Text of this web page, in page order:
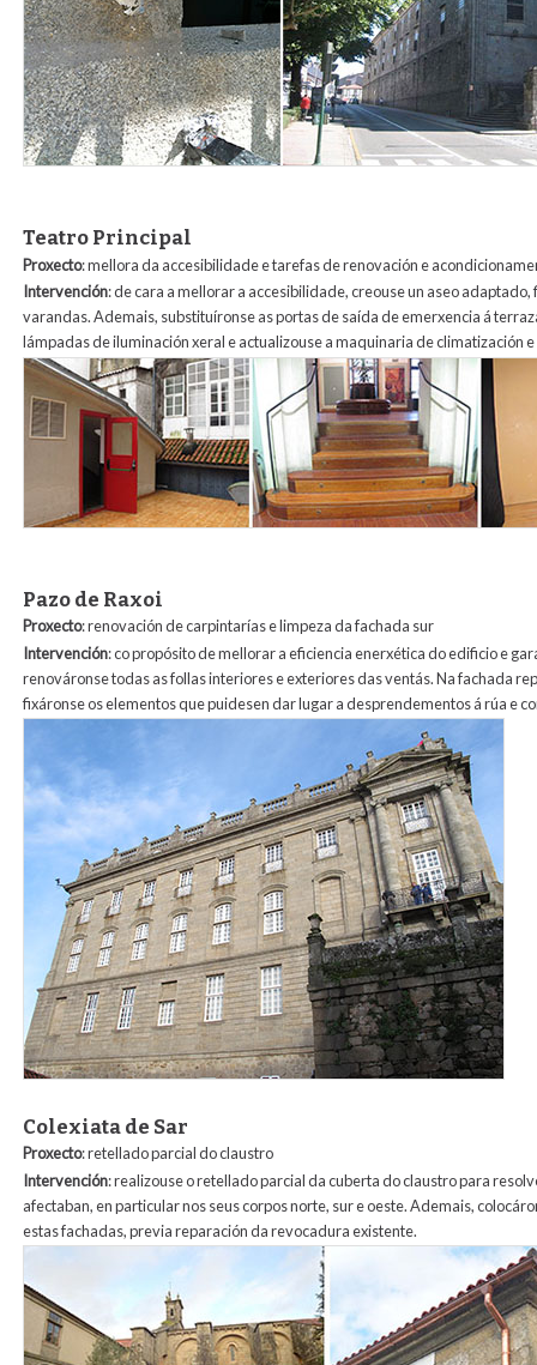
Teatro Principal
Proxecto: mellora da accesibilidade e tarefas de renovación e
Intervención: de cara a mellorar a accesibilidade, creouse un aseo
varandas. Ademais, substituíronse as portas de saída de emerxencia á
lámpadas de iluminación xeral e actualizouse a maquinaria de climatización
3_teatro_principal.jpg
Pazo de Raxoi
Proxecto: renovación de carpintarías e limpeza da fachada sur
Intervención: co propósito de mellorar a eficiencia enerxética do edificio e
renováronse todas as follas interiores e exteriores das ventás. Na fachada
fixáronse os elementos que puidesen dar lugar a desprendementos á rúa e
Colexiata de Sar
Proxecto: retellado parcial do claustro
Intervención: realizouse o retellado parcial da cuberta do claustro para
afectaban, en particular nos seus corpos norte, sur e oeste. Ademais,
estas fachadas, previa reparación da revocadura existente.